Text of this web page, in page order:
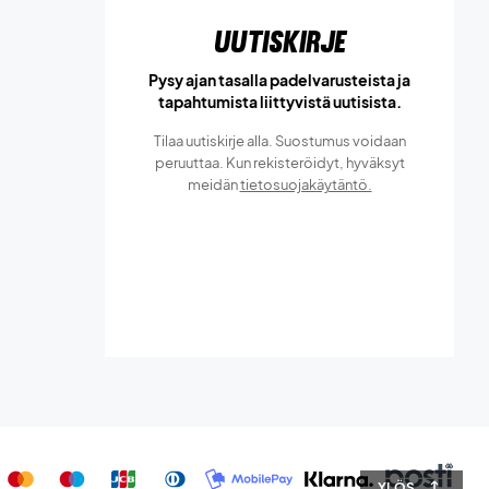
Uutiskirje
Pysy ajan tasalla padelvarusteista ja
tapahtumista liittyvistä uutisista.
Tilaa uutiskirje alla. Suostumus voidaan
peruuttaa. Kun rekisteröidyt, hyväksyt
meidäntietosuojakäytäntö.